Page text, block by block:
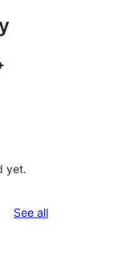
yet.
See allreviews